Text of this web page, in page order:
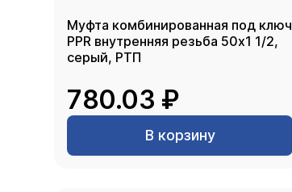
Муфта комбинированная под ключ
PPR внутренняя резьба 50х1 1/2,
серый, РТП
780.03 ₽
В корзину